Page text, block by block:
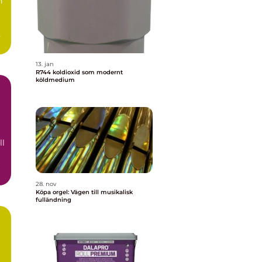
13. jan
R744 koldioxid som modernt
köldmedium
28. nov
Köpa orgel: Vägen till musikalisk
fulländning